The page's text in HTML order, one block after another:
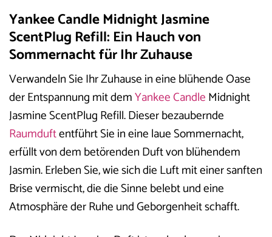
Yankee Candle Midnight Jasmine
ScentPlug Refill: Ein Hauch von
Sommernacht für Ihr Zuhause
Verwandeln Sie Ihr Zuhause in eine blühende Oase
der Entspannung mit demYankee CandleMidnight
Jasmine ScentPlug Refill. Dieser bezaubernde
Raumduftentführt Sie in eine laue Sommernacht,
erfüllt von dem betörenden Duft von blühendem
Jasmin. Erleben Sie, wie sich die Luft mit einer sanften
Brise vermischt, die die Sinne belebt und eine
Atmosphäre der Ruhe und Geborgenheit schafft.